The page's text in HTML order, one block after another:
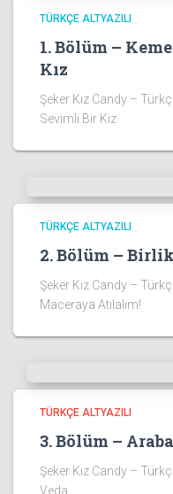
TÜRKÇE ALTYAZILI
1. Bölüm –
Kız
Şeker Kız Candy –
Sevimli Bir Kız
TÜRKÇE ALTYAZILI
2. Bölüm –
Şeker Kız Candy –
Maceraya Atılalım!
TÜRKÇE ALTYAZILI
3. Bölüm –
Şeker Kız Candy –
Veda